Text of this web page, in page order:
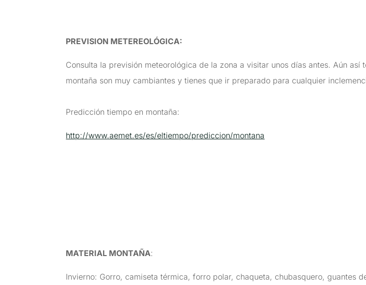
PREVISION METEREOLÓGICA:
Consulta la previsión meteorológica de la zona a visitar unos días antes. Aún
montaña son muy cambiantes y tienes que ir preparado para cualquier
Predicción tiempo en montaña:
http://www.aemet.es/es/eltiempo/prediccion/montana
MATERIAL MONTAÑA:
Invierno: Gorro, camiseta térmica, forro polar, chaqueta, chubasquero, guantes